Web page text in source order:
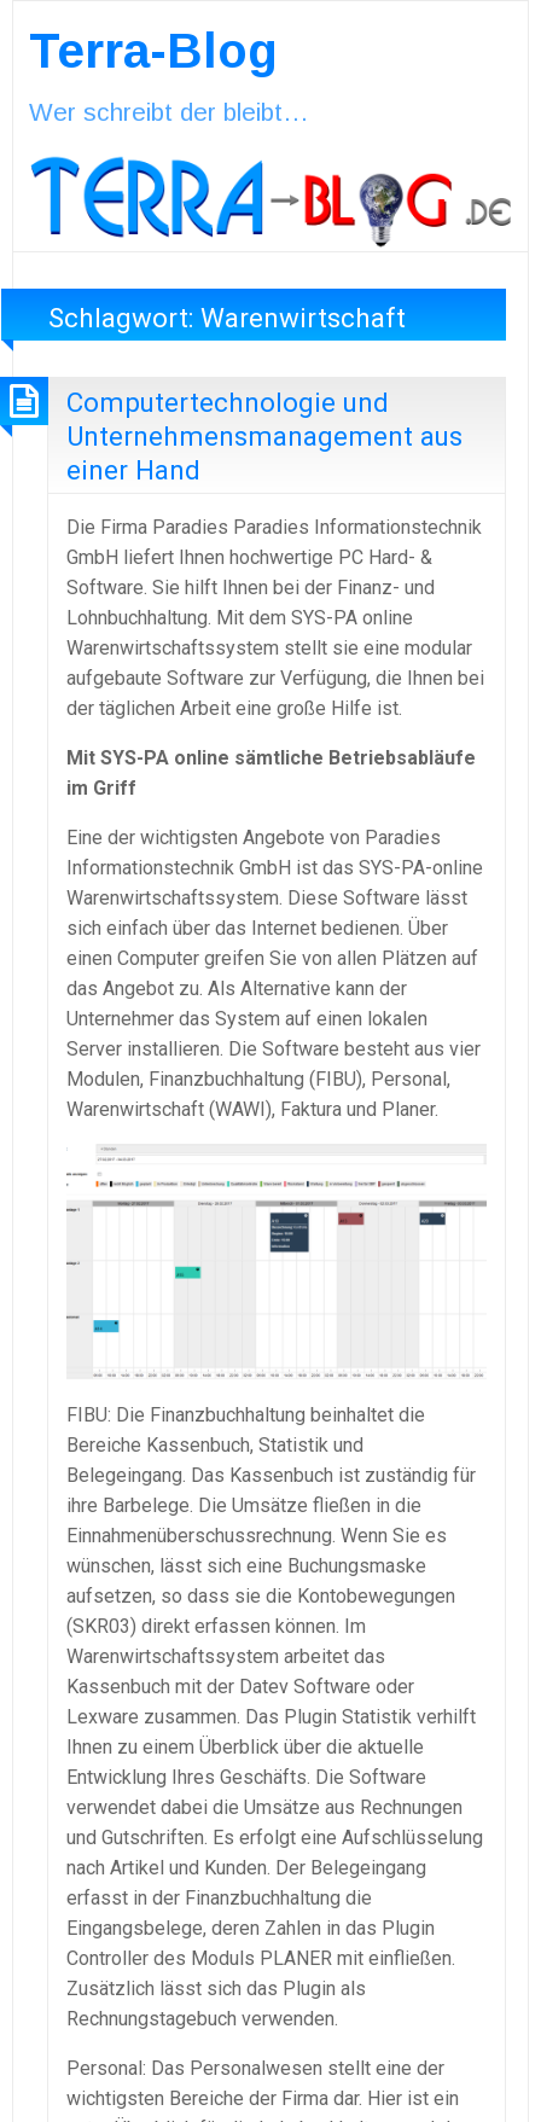
Terra-Blog
Wer schreibt der bleibt…
Schlagwort:Warenwirtschaft
Computertechnologie und
Unternehmensmanagement aus
einer Hand
Die Firma Paradies Paradies Informationstechnik
GmbH liefert Ihnen hochwertige PC Hard- &
Software. Sie hilft Ihnen bei der Finanz- und
Lohnbuchhaltung. Mit dem SYS-PA online
Warenwirtschaftssystem stellt sie eine modular
aufgebaute Software zur Verfügung, die Ihnen bei
der täglichen Arbeit eine große Hilfe ist.
Mit SYS-PA online sämtliche Betriebsabläufe
im Griff
Eine der wichtigsten Angebote von Paradies
Informationstechnik GmbH ist das SYS-PA-online
Warenwirtschaftssystem. Diese Software lässt
sich einfach über das Internet bedienen. Über
einen Computer greifen Sie von allen Plätzen auf
das Angebot zu. Als Alternative kann der
Unternehmer das System auf einen lokalen
Server installieren. Die Software besteht aus vier
Modulen, Finanzbuchhaltung (FIBU), Personal,
Warenwirtschaft (WAWI), Faktura und Planer.
FIBU: Die Finanzbuchhaltung beinhaltet die
Bereiche Kassenbuch, Statistik und
Belegeingang . Das Kassenbuch ist zuständig für
ihre Barbelege . Die Umsätze fließen in die
Einnahmenüberschussrechnung . Wenn Sie es
wünschen, lässt sich eine Buchungsmaske
aufsetzen, so dass sie die Kontobewegungen
(SKR03) direkt erfassen können. Im
Warenwirtschaftssystem arbeitet das
Kassenbuch mit der Datev Software oder
Lexware zusammen. Das Plugin Statistik verhilft
Ihnen zu einem Überblick über die aktuelle
Entwicklung Ihres Geschäfts. Die Software
verwendet dabei die Umsätze aus Rechnungen
und Gutschriften. Es erfolgt eine Aufschlüsselung
nach Artikel und Kunden. Der Belegeingang
erfasst in der Finanzbuchhaltung die
Eingangsbelege, deren Zahlen in das Plugin
Controller des Moduls PLANER mit einfließen.
Zusätzlich lässt sich das Plugin als
Rechnungstagebuch verwenden.
Personal: Das Personalwesen stellt eine der
wichtigsten Bereiche der Firma dar. Hier ist ein